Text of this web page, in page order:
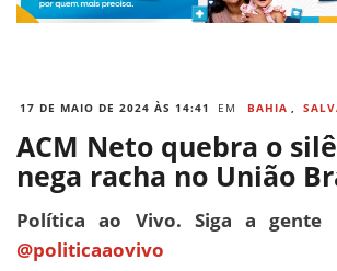
17 DE MAIO DE 2024 ÀS 14:41 EM BAHIA ,
ACM Neto quebra o
nega racha no União
Política ao Vivo. Siga a gente
@politicaaovivo